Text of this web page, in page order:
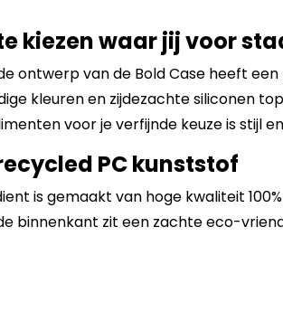
kiezen waar jij voor
ontwerp van de Bold Case heeft
kleuren en zijdezachte siliconen
voor je verfijnde keuze is stijl
PC kunststof
is gemaakt van hoge kwaliteit
binnenkant zit een zachte eco-